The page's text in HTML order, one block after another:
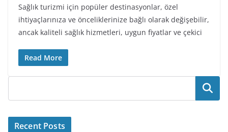
Sağlık turizmi için popüler destinasyonlar, özel
ihtiyaçlarınıza ve önceliklerinize bağlı olarak değişebilir,
ancak kaliteli sağlık hizmetleri, uygun fiyatlar ve çekici
Read More
Ara
Recent Posts